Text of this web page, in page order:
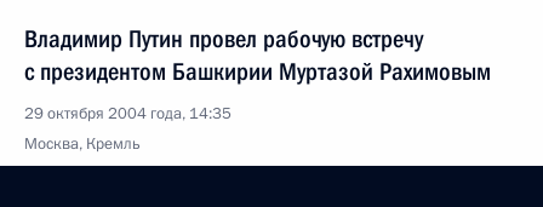
Владимир Путин провел рабочую встречу
с президентом Башкирии Муртазой Рахимовым
29 октября 2004 года, 14:35
Москва, Кремль